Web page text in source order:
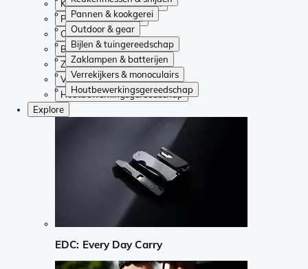
Pannen & kookgerei
Outdoor & gear
Bijlen & tuingereedschap
Zaklampen & batterijen
Verrekijkers & monoculairs
Houtbewerkingsgereedschap
Keukenmessen & snijden
Pannen & kookgerei
Outdoor & gear
Bijlen & tuingereedschap
Zaklampen & batterijen
Verrekijkers & monoculairs
Houtbewerkingsgereedschap
Explore
EDC: Every Day Carry